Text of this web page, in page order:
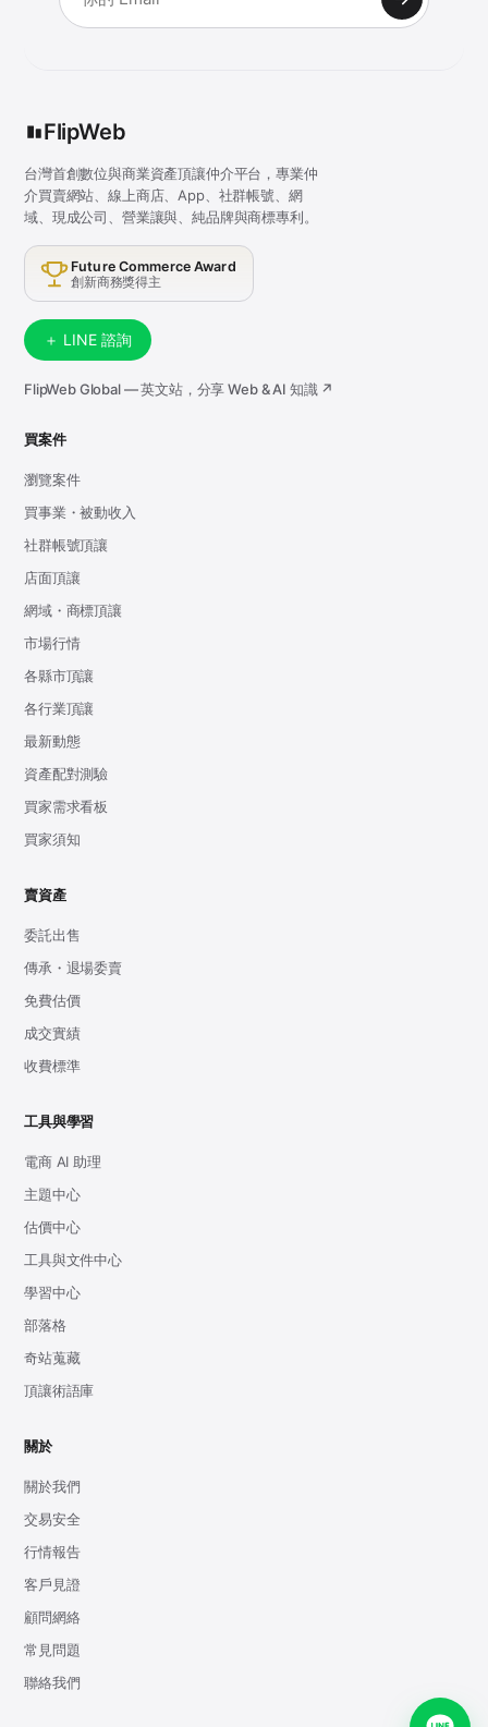
FlipWeb
台灣首創數位與商業資產頂讓仲介平台，專業仲
介買賣網站、線上商店、App、社群帳號、網
域、現成公司、營業讓與、純品牌與商標專利。
Future Commerce Award
創新商務獎得主
＋ LINE 諮詢
FlipWeb Global — 英文站，分享 Web & AI 知識 ↗
買案件
瀏覽案件
買事業・被動收入
社群帳號頂讓
店面頂讓
網域・商標頂讓
市場行情
各縣市頂讓
各行業頂讓
最新動態
資產配對測驗
買家需求看板
買家須知
賣資產
委託出售
傳承・退場委賣
免費估價
成交實績
收費標準
工具與學習
電商 AI 助理
主題中心
估價中心
工具與文件中心
學習中心
部落格
奇站蒐藏
頂讓術語庫
關於
關於我們
交易安全
行情報告
客戶見證
顧問網絡
常見問題
聯絡我們